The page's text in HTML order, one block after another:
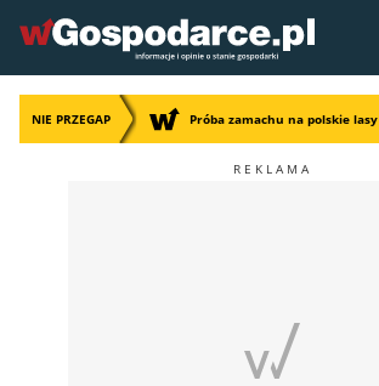
NIE PRZEGAP Próba zamachu na polskie lasy